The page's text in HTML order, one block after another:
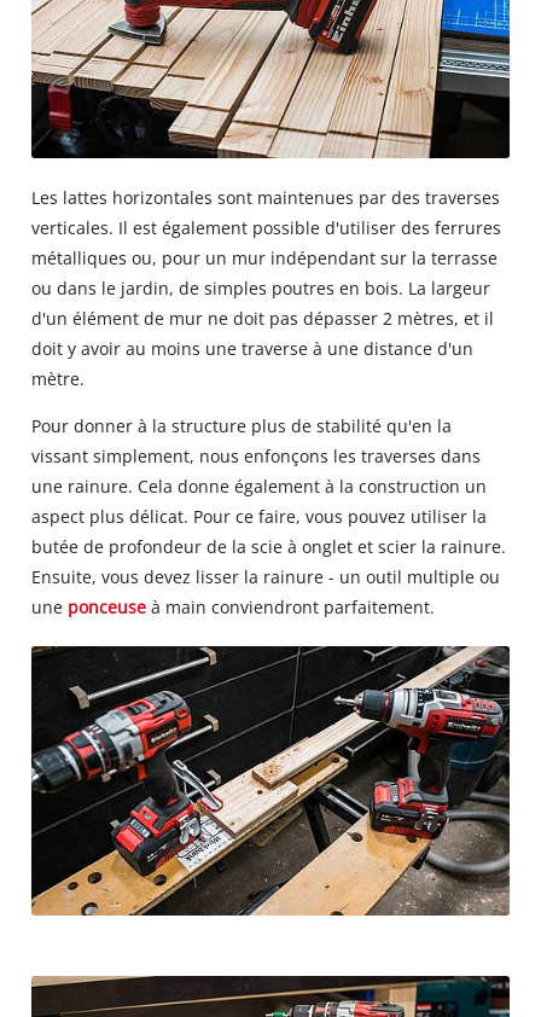
Les lattes horizontales sont maintenues par des traverses
verticales. Il est également possible d'utiliser des ferrures
métalliques ou, pour un mur indépendant sur la terrasse
ou dans le jardin, de simples poutres en bois. La largeur
d'un élément de mur ne doit pas dépasser 2 mètres, et il
doit y avoir au moins une traverse à une distance d'un
mètre.
Pour donner à la structure plus de stabilité qu'en la
vissant simplement, nous enfonçons les traverses dans
une rainure. Cela donne également à la construction un
aspect plus délicat. Pour ce faire, vous pouvez utiliser la
butée de profondeur de la scie à onglet et scier la rainure.
Ensuite, vous devez lisser la rainure - un outil multiple ou
une ponceuse à main conviendront parfaitement.